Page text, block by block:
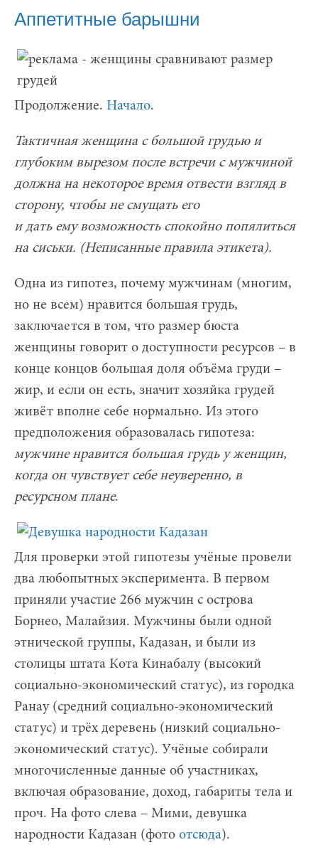
Аппетитные барышни
Продолжение. Начало.
Тактичная женщина с большой грудью и
глубоким вырезом после встречи с мужчиной
должна на некоторое время отвести взгляд в
сторону, чтобы не смущать его
и дать ему возможность спокойно попялиться
на сиськи. (Неписанные правила этикета).
Одна из гипотез, почему мужчинам (многим,
но не всем) нравится большая грудь,
заключается в том, что размер бюста
женщины говорит о доступности ресурсов – в
конце концов большая доля объёма груди –
жир, и если он есть, значит хозяйка грудей
живёт вполне себе нормально. Из этого
предположения образовалась гипотеза:
мужчине нравится большая грудь у женщин,
когда он чувствует себе неуверенно, в
ресурсном плане.
Для проверки этой гипотезы учёные провели
два любопытных эксперимента. В первом
приняли участие 266 мужчин с острова
Борнео, Малайзия. Мужчины были одной
этнической группы, Кадазан, и были из
столицы штата Кота Кинабалу (высокий
социально-экономический статус), из городка
Ранау (средний социально-экономический
статус) и трёх деревень (низкий социально-
экономический статус). Учёные собирали
многочисленные данные об участниках,
включая образование, доход, габариты тела и
проч. На фото слева – Мими, девушка
народности Кадазан (фото отсюда).